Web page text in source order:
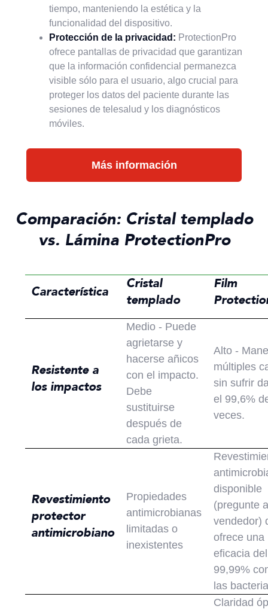
tiempo, manteniendo la estética y la
funcionalidad del dispositivo.
Protección de la privacidad: ProtectionPro
ofrece pantallas de privacidad que garantizan
que la información confidencial permanezca
visible sólo para el usuario, algo crucial para
proteger los datos del paciente durante las
sesiones de telesalud y los diagnósticos
móviles.
Más información
Comparación: Cristal templado
vs. Lámina ProtectionPro
Característica
Cristal
templado
Film
Resistente a
los impactos
Medio - Puede
agrietarse y
hacerse añicos
con el impacto.
Debe
sustituirse
después de
cada grieta.
Alto -
múltiples
sin sufrir
el 99,6%
veces.
Revestimiento
protector
antimicrobiano
Propiedades
antimicrobianas
limitadas o
inexistentes
disponible
(pregunte
vendedor)
ofrece una
eficacia del
99,99%
las
Claridad